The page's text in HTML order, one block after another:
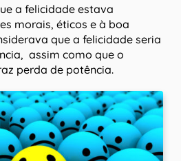
a felicidade estava
morais, éticos e à boa
que a felicidade seria
assim como que o
perda de potência.